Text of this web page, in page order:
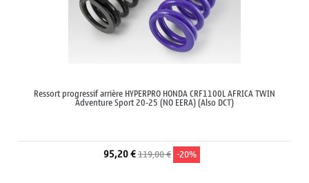
Ressort progressif arrière HYPERPRO HONDA CRF1100L AFRICA TWIN
Adventure Sport 20-25 (NO EERA) (Also DCT)
95,20 €119,00 € -20%